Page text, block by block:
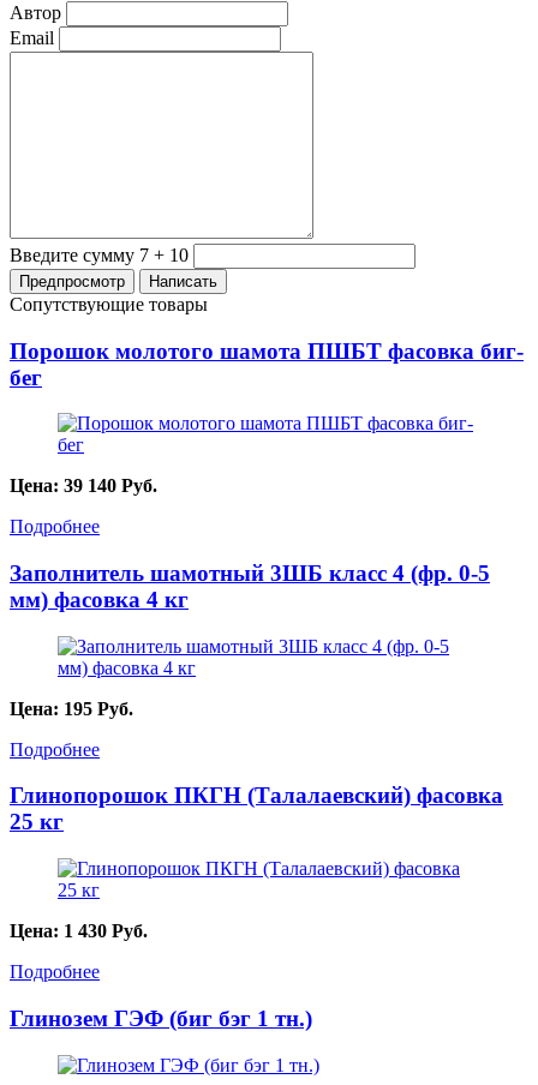
Автор
Email
Введите сумму 7 + 10
Сопутствующие товары
Порошок молотого шамота ПШБТ фасовка биг-
бег
Цена: 39 140 Руб.
Подробнее
Заполнитель шамотный 3ШБ класс 4 (фр. 0-5
мм) фасовка 4 кг
Цена: 195 Руб.
Подробнее
Глинопорошок ПКГН (Талалаевский) фасовка
25 кг
Цена: 1 430 Руб.
Подробнее
Глинозем ГЭФ (биг бэг 1 тн.)